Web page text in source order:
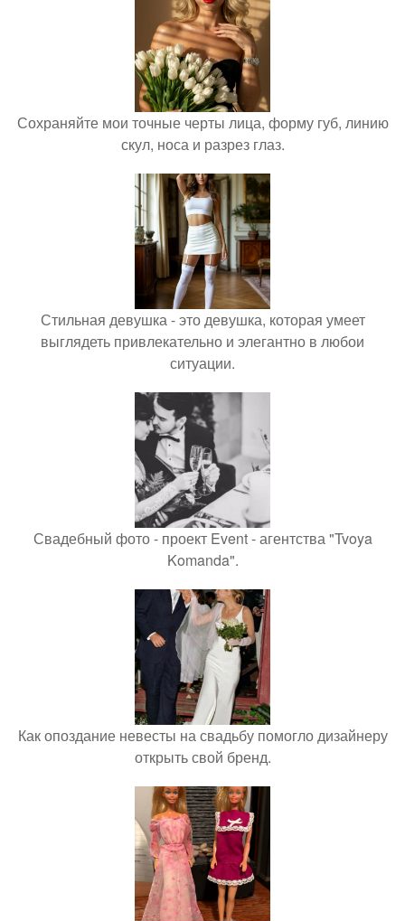
Сохраняйте мои точные черты лица, форму губ, линию
скул, носа и разрез глаз.
Стильная девушка - это девушка, которая умеет
выглядеть привлекательно и элегантно в любои
ситуации.
Свадебный фото - проект Event - агентства "Tvoya
Komanda".
Как опоздание невесты на свадьбу помогло дизайнеру
открыть свой бренд.